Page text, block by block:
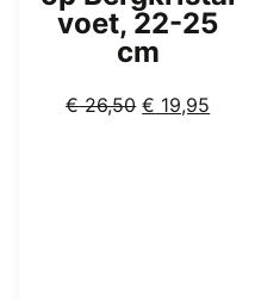
voet, 22-25
cm
€26,50 € 19,95